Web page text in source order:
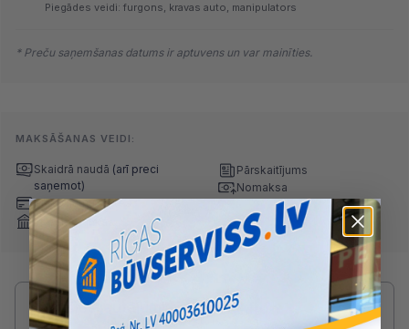
Piegādes veidi: furgons, kravas auto, manipulators
* Preču saņemšanas datums ir aptuvens un var mainīties.
MAKSĀŠANAS VEIDI:
Skaidrā naudā (arī preci
saņemot)
Maksājumu kartes
Internetbankas
Pārskaitījums
Nomaksa
Radušies jautājumi par produktu?
SAZINIES AR DRUVIS: